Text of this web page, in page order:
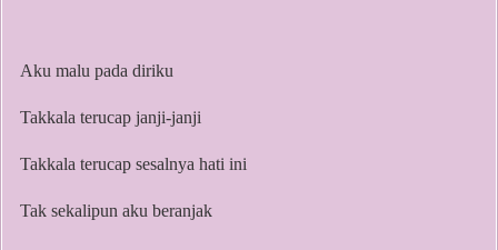
Aku malu pada diriku
Takkala terucap janji-janji
Takkala terucap sesalnya hati ini
Tak sekalipun aku beranjak